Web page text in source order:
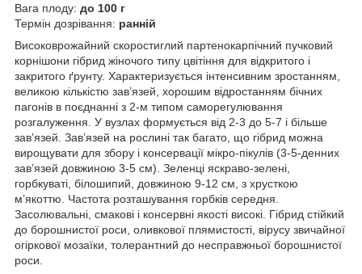
Вага плоду: до 100 г
Термін дозрівання: ранній
Високоврожайний скоростиглий партенокарпічний пучковий
корнішони гібрид жіночого типу цвітіння для відкритого і
закритого ґрунту. Характеризується інтенсивним зростанням,
великою кількістю зав’язей, хорошим відростанням бічних
пагонів в поєднанні з 2-м типом саморегулювання
розгалуження. У вузлах формується від 2-3 до 5-7 і більше
зав’язей. Зав’язей на рослині так багато, що гібрид можна
вирощувати для збору і консервації мікро-пікулів (3-5-денних
зав’язей довжиною 3-5 см). Зеленці яскраво-зелені,
горбкуваті, білошипий, довжиною 9-12 см, з хрусткою
м’якоттю. Частота розташування горбків середня.
Засолювальні, смакові і консервні якості високі. Гібрид стійкий
до борошнистої роси, оливкової плямистості, вірусу звичайної
огіркової мозаїки, толерантний до несправжньої борошнистої
роси.